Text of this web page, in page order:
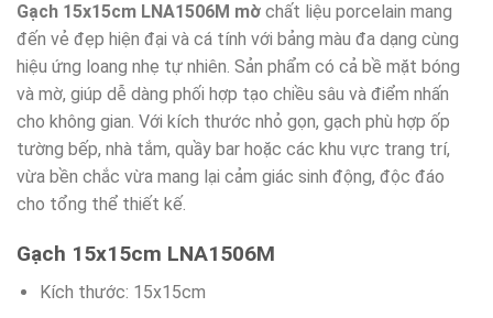
Gạch 15x15cm LNA1506M mờ chất liệu porcelain mang
đến vẻ đẹp hiện đại và cá tính với bảng màu đa dạng cùng
hiệu ứng loang nhẹ tự nhiên. Sản phẩm có cả bề mặt bóng
và mờ, giúp dễ dàng phối hợp tạo chiều sâu và điểm nhấn
cho không gian. Với kích thước nhỏ gọn, gạch phù hợp ốp
tường bếp, nhà tắm, quầy bar hoặc các khu vực trang trí,
vừa bền chắc vừa mang lại cảm giác sinh động, độc đáo
cho tổng thể thiết kế.
Gạch 15x15cm LNA1506M
Kích thước: 15x15cm